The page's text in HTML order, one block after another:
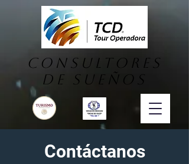
consultores
DE SUEÑOS
Contáctanos